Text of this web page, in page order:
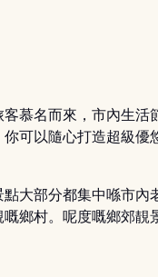
慕名而來，市內生
可以隨心打造超級優
大部分都集中喺市
鄉村。呢度嘅鄉郊靚